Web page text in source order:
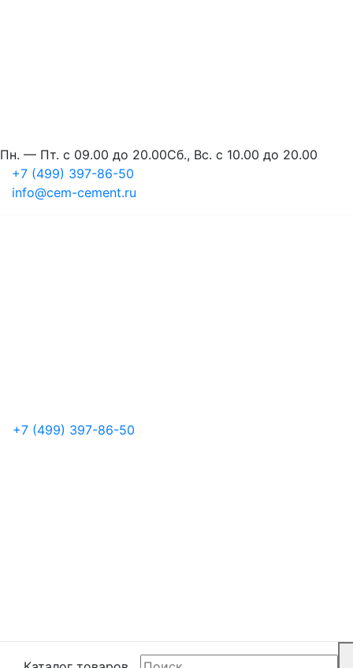
Пн. — Пт. с 09.00 до 20.00Сб., Вс. с 10.00 до 20.00
+7 (499) 397-86-50
info@cem-cement.ru
+7 (499) 397-86-50